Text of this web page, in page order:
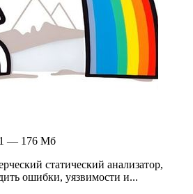
— 176 Мб
статический анализатор,
ошибки, уязвимости и...